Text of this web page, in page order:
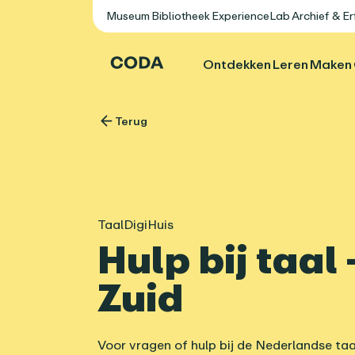
Museum Bibliotheek ExperienceLabArchief &
Ontdekken Leren Maken
Terug
TaalDigiHuis
Hulp bij taal
Zuid
Voor vragen of hulp bij de Nederlandse